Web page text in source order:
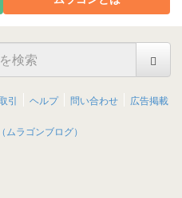
引 ヘルプ 問い合わせ 広告掲載
ムラゴンブログ）